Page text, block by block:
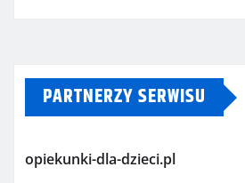
PARTNERZY SERWISU
opiekunki-dla-dzieci.pl